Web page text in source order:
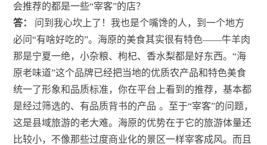
会推荐的都是一些“宰客”的店？
答：
问到我心坎上了！我也是个嘴馋的人，到一个地方
必问“有啥好吃的”。海原的美食其实很有特色——牛羊肉
那是宁夏一绝，小杂粮、枸杞、香水梨都是好东西。“海
原老味道”这个品牌已经把当地的优质农产品和特色美食
统一了形象和品质标准，你在平台上看到的推荐，基本都
是经过筛选的、有品质背书的产品 。至于“宰客”的问题，
这是县域旅游的老大难。海原的优势在于它的旅游体量还
比较小，不像那些过度商业化的景区一样宰客成风。而且